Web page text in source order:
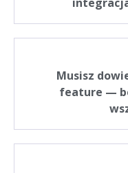
Musisz
feature —